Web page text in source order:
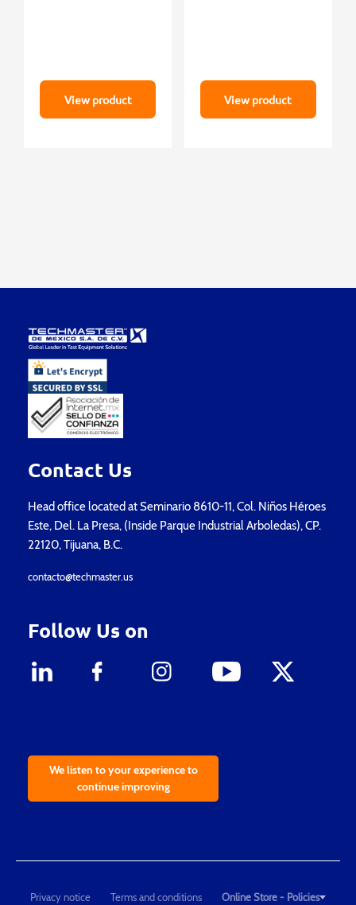
View product View product
Contact Us
Head office located at Seminario 8610-11, Col. Niños Héroes
Este, Del. La Presa, (Inside Parque Industrial Arboledas), CP.
22120, Tijuana, B.C.
contacto@techmaster.us
Follow Us on
We listen to your experience to
continue improving
Privacy notice Terms and conditions Online Store - Policies